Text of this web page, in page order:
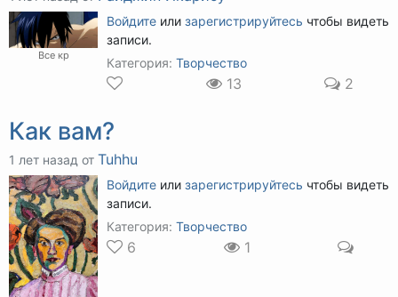
Все кр
Войдите или зарегистрируйтесь чтобы видеть
записи.
Категория: Творчество
13 2
Как вам?
1 лет назад от Tuhhu
Войдите или зарегистрируйтесь чтобы видеть
записи.
Категория: Творчество
6 1